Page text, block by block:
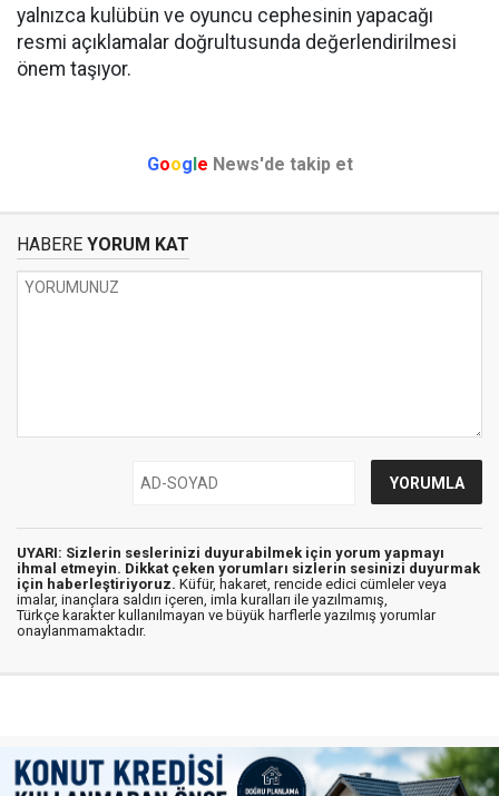
yalnızca kulübün ve oyuncu cephesinin yapacağı
resmi açıklamalar doğrultusunda değerlendirilmesi
önem taşıyor.
Google News'de takip et
HABERE YORUM KAT
UYARI: Sizlerin seslerinizi duyurabilmek için yorum yapmayı
ihmal etmeyin. Dikkat çeken yorumları sizlerin sesinizi duyurmak
için haberleştiriyoruz. Küfür, hakaret, rencide edici cümleler veya
imalar, inançlara saldırı içeren, imla kuralları ile yazılmamış,
Türkçe karakter kullanılmayan ve büyük harflerle yazılmış yorumlar
onaylanmamaktadır.